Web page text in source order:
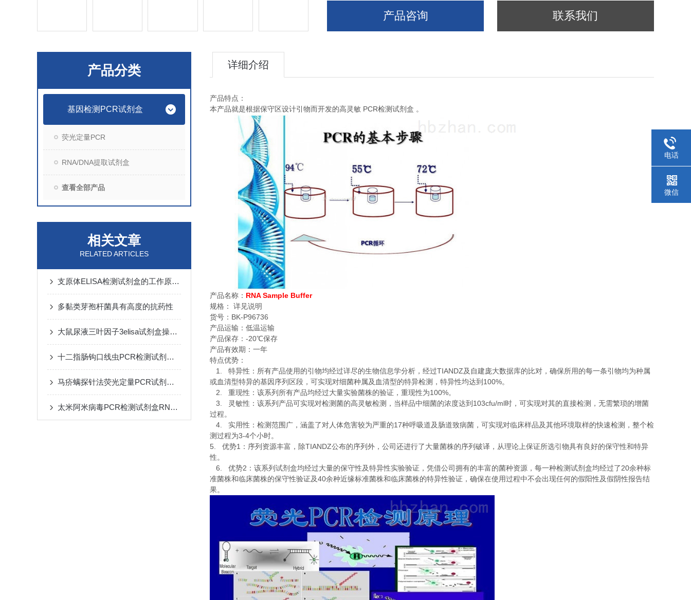
产品咨询 联系我们
产品分类
基因检测PCR试剂盒
荧光定量PCR
RNA/DNA提取试剂盒
查看全部产品
相关文章
RELATED ARTICLES
支原体ELISA检测试剂盒的工作原理及性能特点
多黏类芽孢杆菌具有高度的抗药性
大鼠尿液三叶因子3elisa试剂盒操作步骤
十二指肠钩口线虫PCR检测试剂盒实验规则
马疥螨探针法荧光定量PCR试剂盒反应流程常规程序
太米阿米病毒PCR检测试剂盒RNA质量检测
详细介绍
产品特点：
本产品就是根据保守区设计引物而开发的高灵敏 PCR检测试剂盒 。
产品名称： RNA Sample Buffer
规格：
详见说明
货号： BK-P96736
产品运输：低温运输
产品保存： -20℃保存
产品有效期：一年
特点优势：
1. 特异性：所有产品使用的引物均经过详尽的生物信息学分析，经过TIANDZ及自建庞大数据库的比对，确保所用的每一条引物均为种属
或血清型特异的基因序列区段，可实现对细菌种属及血清型的特异检测，特异性均达到 100%。
2. 重现性：该系列所有产品均经过大量实验菌株的验证，重现性为100%。
3. 灵敏性：该系列产品可实现对检测菌的高灵敏检测，当样品中细菌的浓度达到 103cfu/ml时，可实现对其的直接检测，无需繁琐的增菌
过程。
4. 实用性：检测范围广，涵盖了对人体危害较为严重的17种呼吸道及肠道致病菌，可实现对临床样品及其他环境取样的快速检测，整个检
测过程为3-4个小时。
5. 优势1 ：序列资源丰富，除TIANDZ公布的序列外，公司还进行了大量菌株的序列破译，从理论上保证所选引物具有良好的保守性和特异
性。
6. 优势2 ：该系列试剂盒均经过大量的保守性及特异性实验验证，凭借公司拥有的丰富的菌种资源，每一种检测试剂盒均经过了 20余种标
准菌株和临床菌株的保守性验证及40余种近缘标准菌株和临床菌株的特异性验证，确保在使用过程中不会出现任何的假阳性及假阴性报告结
果。
电话
微信